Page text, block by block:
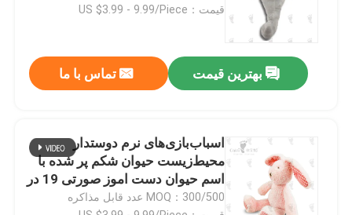
قیمت：US $3.99 - 9.99/Piece
بهترین قیمت تماس با ما
اسباب‌بازی‌های نرم دوستدار
محیط‌زیست حیوان شکم پر شده با
اسم حیوان دست اموز صورتی 19 در
28 سانتی‌متر
MOQ：300/500 عدد قابل مذاکره